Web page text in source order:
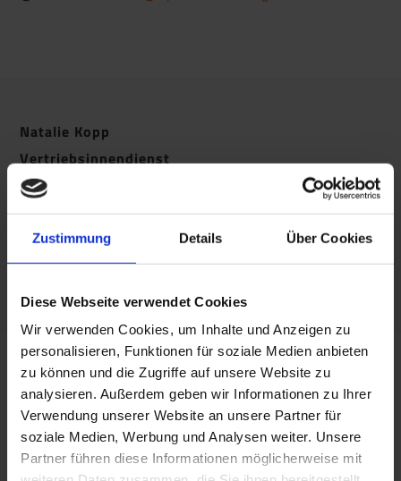
Zustimmung Details Über Cookies
Diese Webseite verwendet Cookies
Wir verwenden Cookies, um Inhalte und Anzeigen zu
personalisieren, Funktionen für soziale Medien anbieten
zu können und die Zugriffe auf unsere Website zu
analysieren. Außerdem geben wir Informationen zu Ihrer
Verwendung unserer Website an unsere Partner für
soziale Medien, Werbung und Analysen weiter. Unsere
Partner führen diese Informationen möglicherweise mit
Natalie Kopp
Vertriebsinnendienst
T +49 (0) 8554/309-22
F +49 (0) 8554/309-64
@Kopp.Natalie@apu-schoenberg.de
Simone Gigl
Vertriebsinnendienst
T +49 (0) 8554/309-29
F +49 (0) 8554/309-64